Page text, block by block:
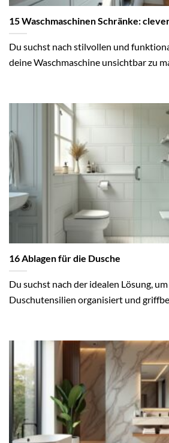
15 Waschmaschinen Schränke:
Du suchst nach stilvollen und
deine Waschmaschine unsichtbar zu
16 Ablagen für die Dusche
Du suchst nach der idealen Lösung,
Duschutensilien organisiert und